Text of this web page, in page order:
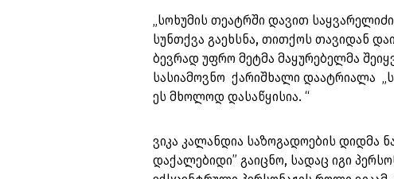
„სოხუმის თეატრში დავით
სუნთქვა გაეხსნა, თითქოს თავიდან
ბევრად უფრო მეტმა მაყურებელმა
სასიამოვნო ქარიშხალი დაატრიალა
ეს მხოლოდ დასაწყისია. “
ვიკა კალანდია საზოგადოების დიდმა
დაქალებიდი” გაიცნო, სადაც იგი